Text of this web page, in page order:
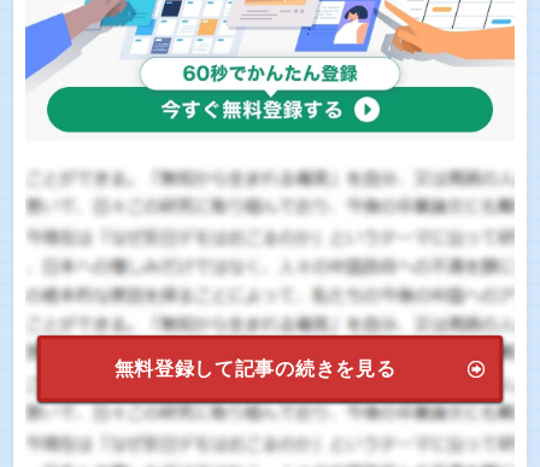
無料登録して記事の続きを見る